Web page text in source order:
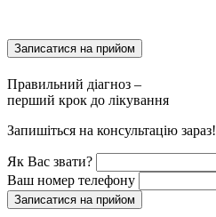
Записатися на прийом
Правильний діагноз –
перший крок до лікування
Запишіться на консультацію зараз!
Як Вас звати?
Ваш номер телефону
Записатися на прийом